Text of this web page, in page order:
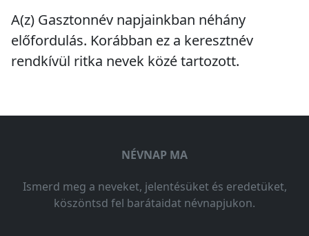
A(z) Gasztonnév napjainkban néhány
előfordulás. Korábban ez a keresztnév
rendkívül ritka nevek közé tartozott.
NÉVNAP MA
Ismerd meg a neveket, jelentésüket és eredetüket,
köszöntsd fel barátaidat névnapjukon.